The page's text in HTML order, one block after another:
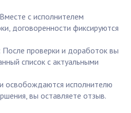
с исполнителем
договоренности фиксируются
После проверки и доработок вы
список с актуальными
освобождаются исполнителю
вы оставляете отзыв.